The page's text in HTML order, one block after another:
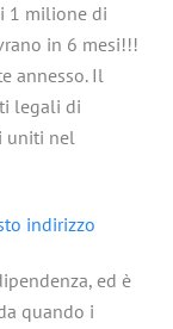
1 milione di
in 6 mesi!!!
annesso. Il
legali di
uniti nel
indirizzo
ed è
quando i